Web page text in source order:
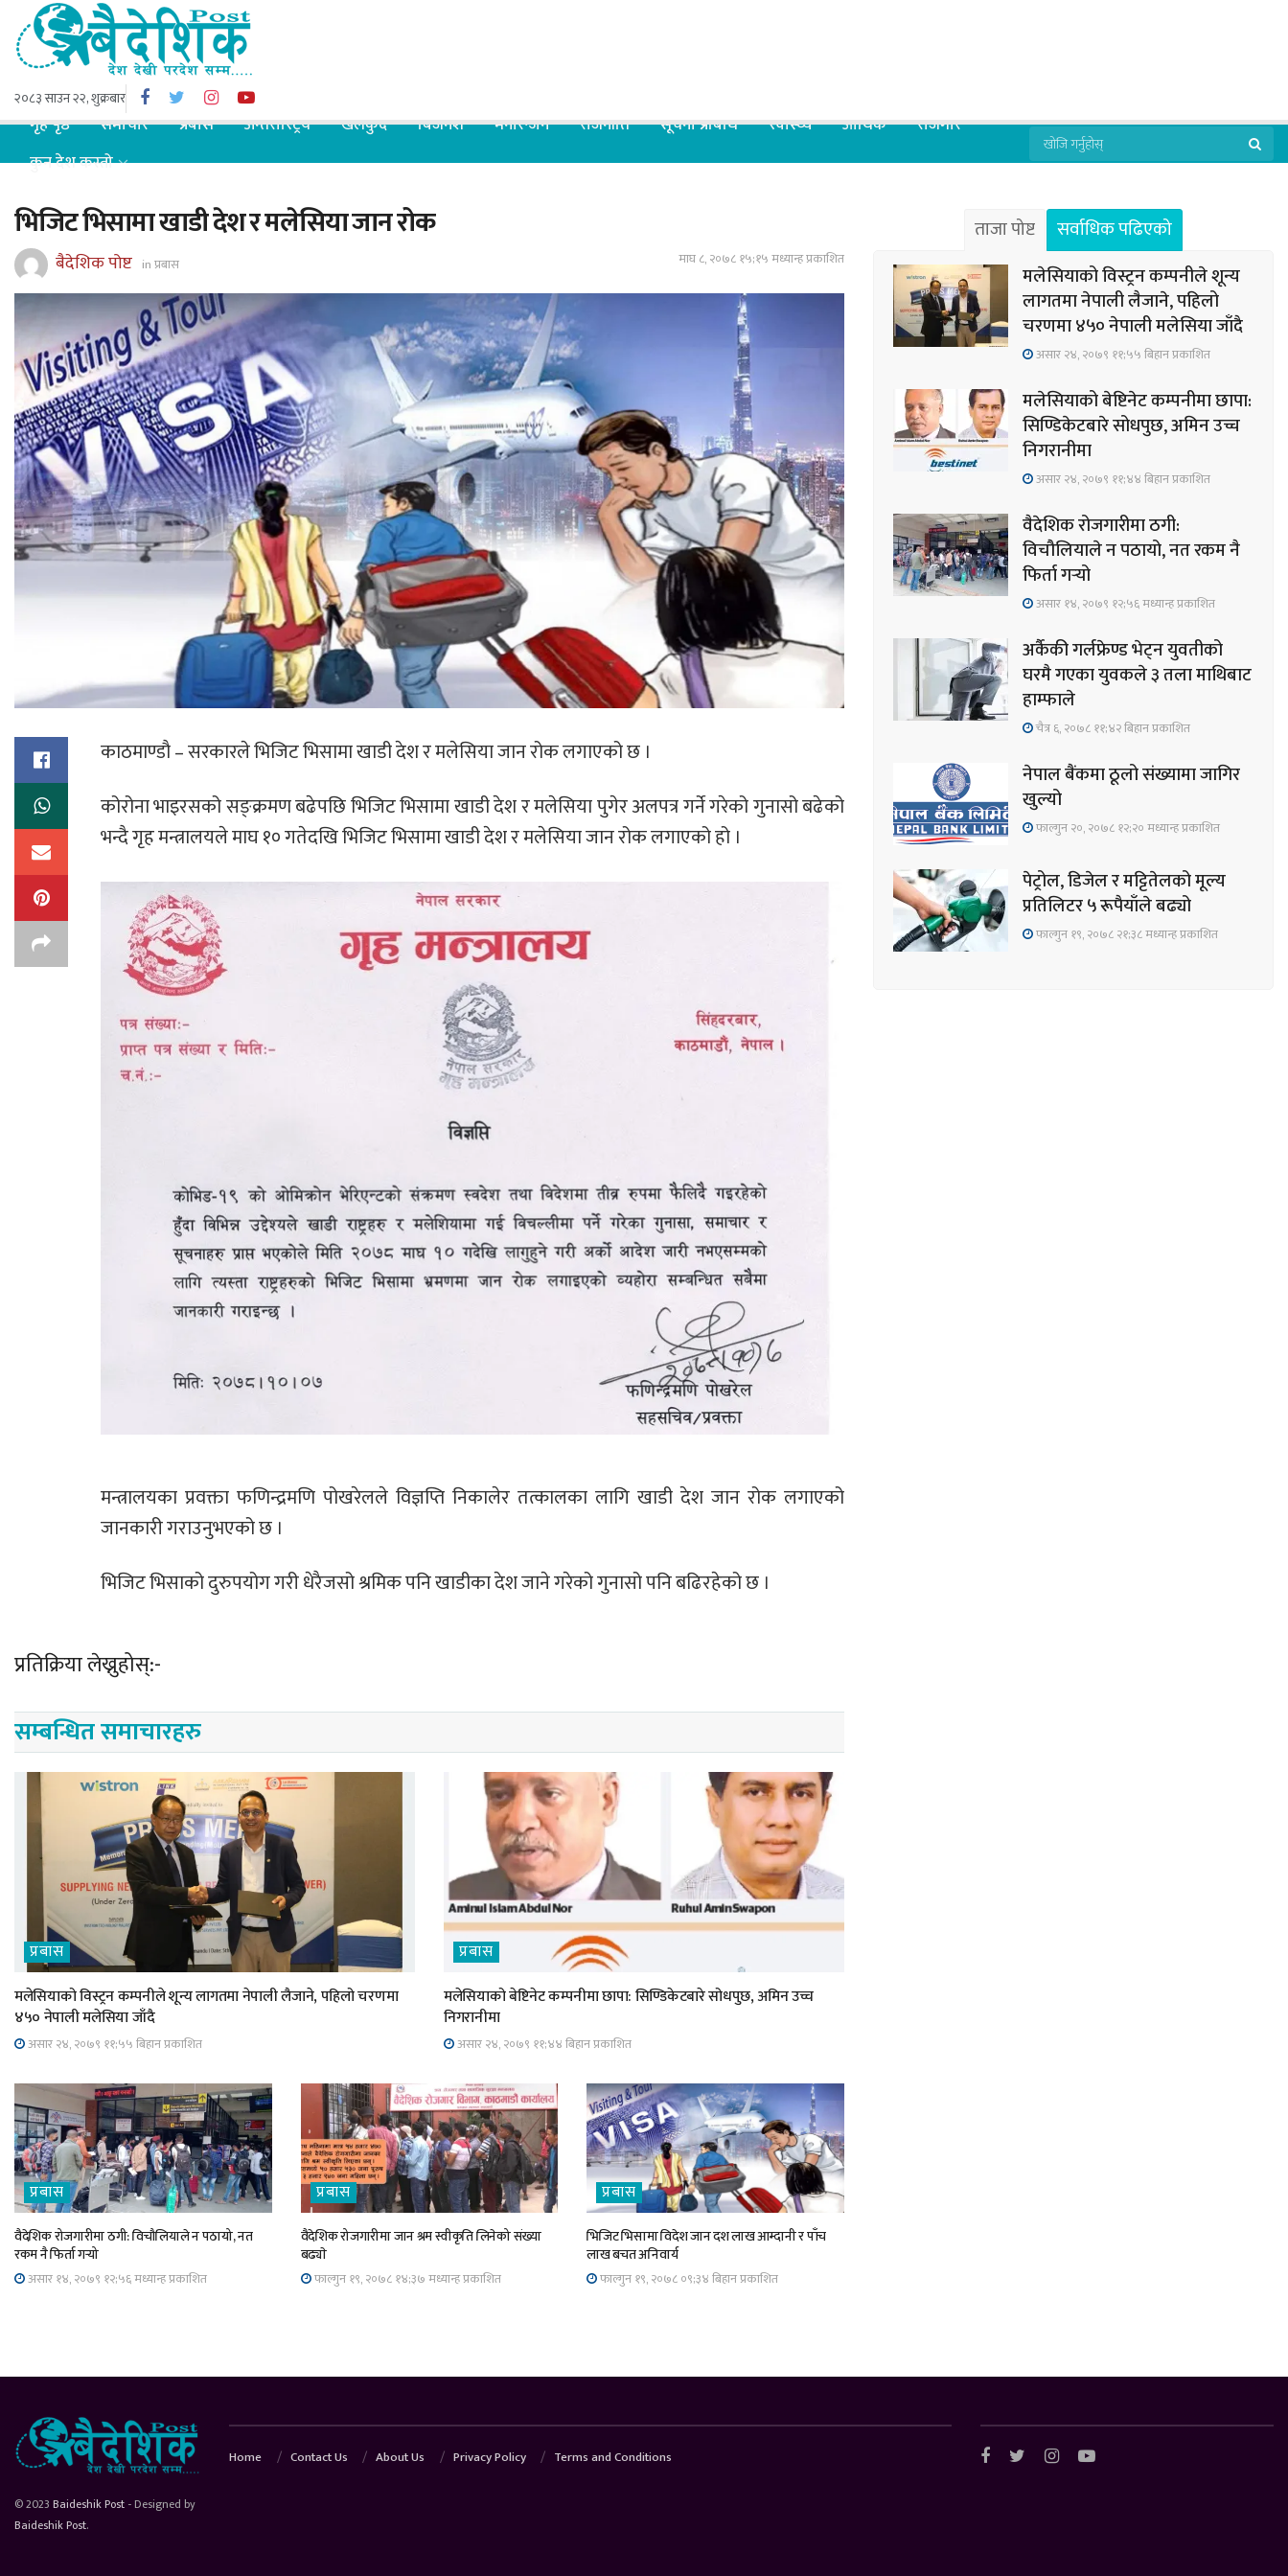
२०८३ साउन २२, शुक्रबार
गृह पृष्ठ समाचार प्रबास अन्तरास्ट्रिय खेलकुद बिजनेश मनोरन्जन राजनीति सूचना प्रबिधि स्वास्थ्य आर्थिक
रोजगार
कुन देश कस्तो
भिजिट भिसामा खाडी देश र मलेसिया जान रोक
बैदेशिक पोष्ट inप्रबास माघ ८, २०७८ १५;१५ मध्यान्ह प्रकाशित
काठमाण्डाै – सरकारले भिजिट भिसामा खाडी देश र मलेसिया जान रोक लगाएको छ ।
कोरोना भाइरसको सङ्क्रमण बढेपछि भिजिट भिसामा खाडी देश र मलेसिया पुगेर अलपत्र गर्ने गरेको गुनासो बढेको
भन्दै गृह मन्त्रालयले माघ १० गतेदखि भिजिट भिसामा खाडी देश र मलेसिया जान रोक लगाएको हो ।
मन्त्रालयका प्रवक्ता फणिन्द्रमणि पोखरेलले विज्ञप्ति निकालेर तत्कालका लागि खाडी देश जान रोक लगाएको
जानकारी गराउनुभएको छ ।
भिजिट भिसाको दुरुपयोग गरी धेरैजसो श्रमिक पनि खाडीका देश जाने गरेको गुनासो पनि बढिरहेको छ ।
प्रतिक्रिया लेख्नुहोस्:-
सम्बन्धित समाचारहरु
प्रबास
मलेसियाको विस्ट्रन कम्पनीले शून्य लागतमा नेपाली लैजाने, पहिलो चरणमा
४५० नेपाली मलेसिया जाँदै
असार २४, २०७९ ११;५५ बिहान प्रकाशित
प्रबास
मलेसियाको बेष्टिनेट कम्पनीमा छापा: सिण्डिकेटबारे सोधपुछ, अमिन उच्च
निगरानीमा
असार २४, २०७९ ११;४४ बिहान प्रकाशित
प्रबास
वैदेशिक रोजगारीमा ठगी: विचौलियाले न पठायो, नत
रकम नै फिर्ता गर्‍यो
असार १४, २०७९ १२;५६ मध्यान्ह प्रकाशित
प्रबास
वैदेशिक रोजगारीमा जान श्रम स्वीकृति लिनेको संख्या
बढ्याे
फाल्गुन १९, २०७८ १४;३७ मध्यान्ह प्रकाशित
प्रबास
भिजिट भिसामा विदेश जान दश लाख आम्दानी र पाँच
लाख बचत अनिवार्य
फाल्गुन १९, २०७८ ०९;३४ बिहान प्रकाशित
ताजा पोष्ट
सर्वाधिक पढिएको
मलेसियाको विस्ट्रन कम्पनीले शून्य
लागतमा नेपाली लैजाने, पहिलो
चरणमा ४५० नेपाली मलेसिया जाँदै
असार २४, २०७९ ११;५५ बिहान प्रकाशित
मलेसियाको बेष्टिनेट कम्पनीमा छापा:
सिण्डिकेटबारे सोधपुछ, अमिन उच्च
निगरानीमा
असार २४, २०७९ ११;४४ बिहान प्रकाशित
वैदेशिक रोजगारीमा ठगी:
विचौलियाले न पठायो, नत रकम नै
फिर्ता गर्‍यो
असार १४, २०७९ १२;५६ मध्यान्ह प्रकाशित
अर्कैकी गर्लफ्रेण्ड भेट्न युवतीको
घरमै गएका युवकले ३ तला माथिबाट
हाम्फाले
चैत्र ६, २०७८ ११;४२ बिहान प्रकाशित
नेपाल बैंकमा ठूलो संख्यामा जागिर
खुल्यो
फाल्गुन २०, २०७८ १२;२० मध्यान्ह प्रकाशित
पेट्रोल, डिजेल र मट्टितेलको मूल्य
प्रतिलिटर ५ रूपैयाँले बढ्यो
फाल्गुन १९, २०७८ २१;३८ मध्यान्ह प्रकाशित
© 2023 Baideshik Post - Designed by
Baideshik Post.
Home Contact Us About Us Privacy Policy Terms and Conditions